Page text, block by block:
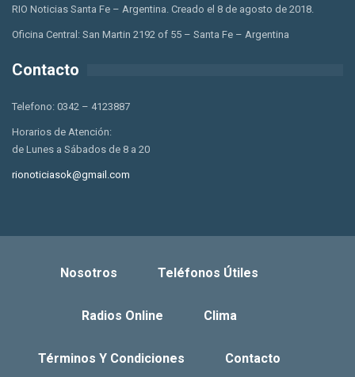
RIO Noticias Santa Fe – Argentina. Creado el 8 de agosto de 2018.
Oficina Central: San Martin 2192 of 55 – Santa Fe – Argentina
Contacto
Telefono: 0342 – 4123887
Horarios de Atención:
de Lunes a Sábados de 8 a 20
rionoticiasok@gmail.com
Nosotros Teléfonos Útiles
Radios Online Clima
Términos Y Condiciones Contacto